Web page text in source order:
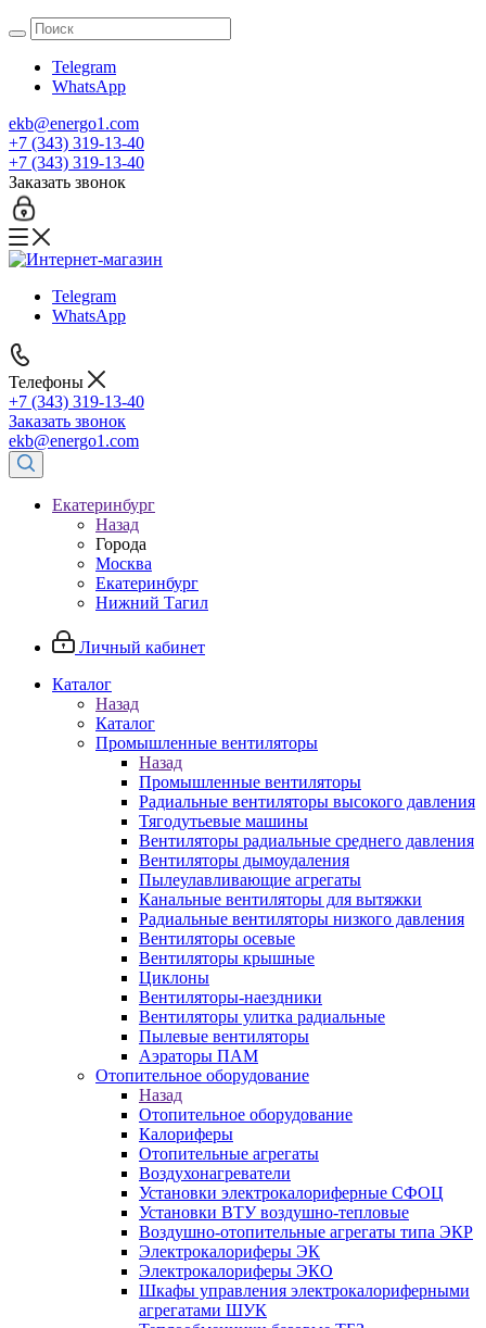
Telegram
WhatsApp
ekb@energo1.com
+7 (343) 319-13-40
+7 (343) 319-13-40
Заказать звонок
Telegram
WhatsApp
Телефоны
+7 (343) 319-13-40
Заказать звонок
ekb@energo1.com
Екатеринбург
Назад
Города
Москва
Екатеринбург
Нижний Тагил
Личный кабинет
Каталог
Назад
Каталог
Промышленные вентиляторы
Назад
Промышленные вентиляторы
Радиальные вентиляторы высокого давления
Тягодутьевые машины
Вентиляторы радиальные среднего давления
Вентиляторы дымоудаления
Пылеулавливающие агрегаты
Канальные вентиляторы для вытяжки
Радиальные вентиляторы низкого давления
Вентиляторы осевые
Вентиляторы крышные
Циклоны
Вентиляторы-наездники
Вентиляторы улитка радиальные
Пылевые вентиляторы
Аэраторы ПАМ
Отопительное оборудование
Назад
Отопительное оборудование
Калориферы
Отопительные агрегаты
Воздухонагреватели
Установки электрокалориферные СФОЦ
Установки ВТУ воздушно-тепловые
Воздушно-отопительные агрегаты типа ЭКР
Электрокалориферы ЭК
Электрокалориферы ЭКО
Шкафы управления электрокалориферными
агрегатами ШУК